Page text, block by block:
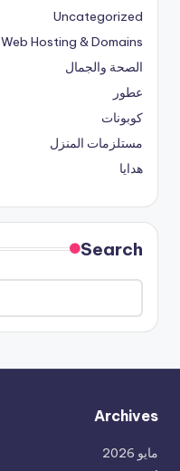
Uncategorized
Web Hosting & Domains
الصحة والجمال
عطور
كوبونات
مستلزمات المنزل
هدايا
Search
Archives
مايو 2026